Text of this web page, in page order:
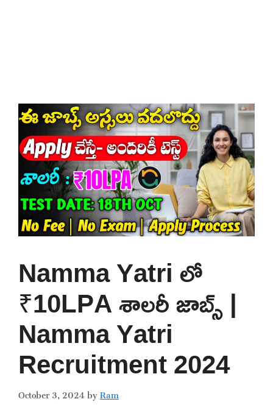
Namma Yatri లో
₹10LPA శాలరీ జాబ్స్ |
Namma Yatri
Recruitment 2024
October 3, 2024byRam